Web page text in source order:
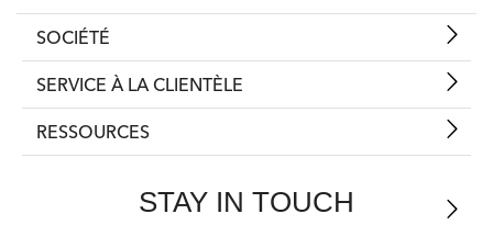
SOCIÉTÉ
SERVICE À LA CLIENTÈLE
RESSOURCES
STAY IN TOUCH